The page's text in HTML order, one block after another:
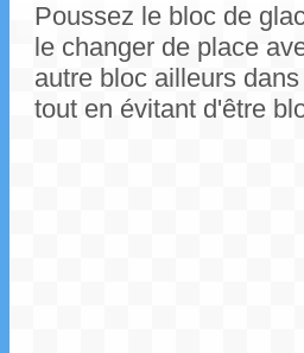
Poussez le bloc de
le changer de place
autre bloc ailleurs
tout en évitant d'être